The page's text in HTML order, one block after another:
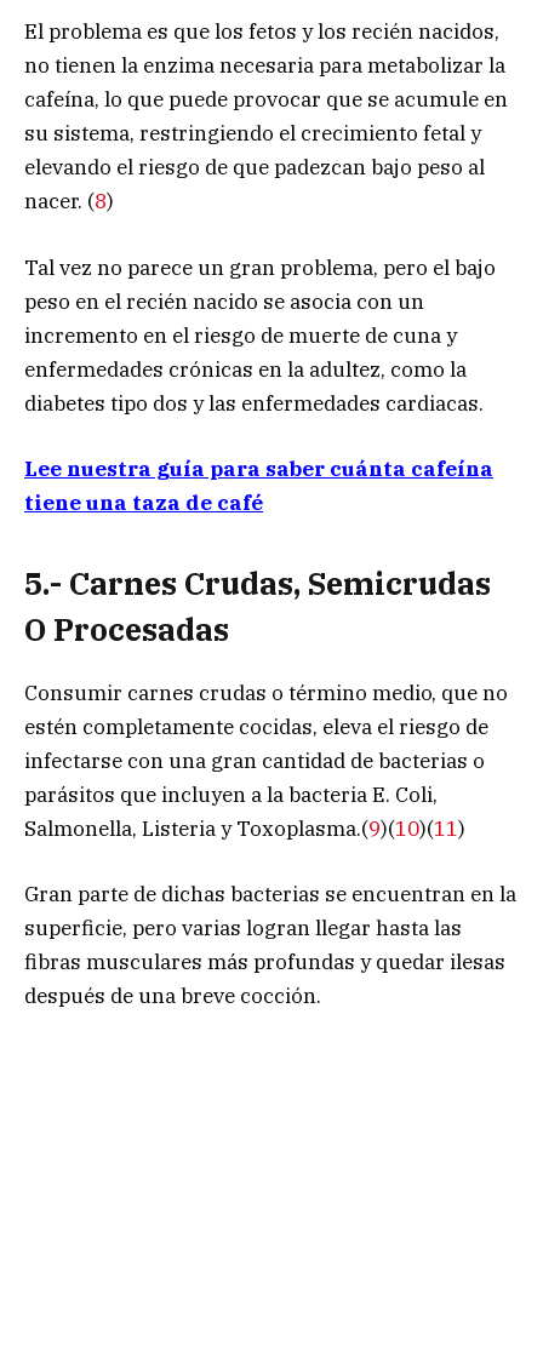
El problema es que los fetos y los recién nacidos,
no tienen la enzima necesaria para metabolizar la
cafeína, lo que puede provocar que se acumule en
su sistema, restringiendo el crecimiento fetal y
elevando el riesgo de que padezcan bajo peso al
nacer. (8)
Tal vez no parece un gran problema, pero el bajo
peso en el recién nacido se asocia con un
incremento en el riesgo de muerte de cuna y
enfermedades crónicas en la adultez, como la
diabetes tipo dos y las enfermedades cardiacas.
Lee nuestra guía para saber cuánta cafeína
tiene una taza de café
5.- Carnes Crudas, Semicrudas
O Procesadas
Consumir carnes crudas o término medio, que no
estén completamente cocidas, eleva el riesgo de
infectarse con una gran cantidad de bacterias o
parásitos que incluyen a la bacteria E. Coli,
Salmonella, Listeria y Toxoplasma.(9)(10)(11)
Gran parte de dichas bacterias se encuentran en la
superficie, pero varias logran llegar hasta las
fibras musculares más profundas y quedar ilesas
después de una breve cocción.